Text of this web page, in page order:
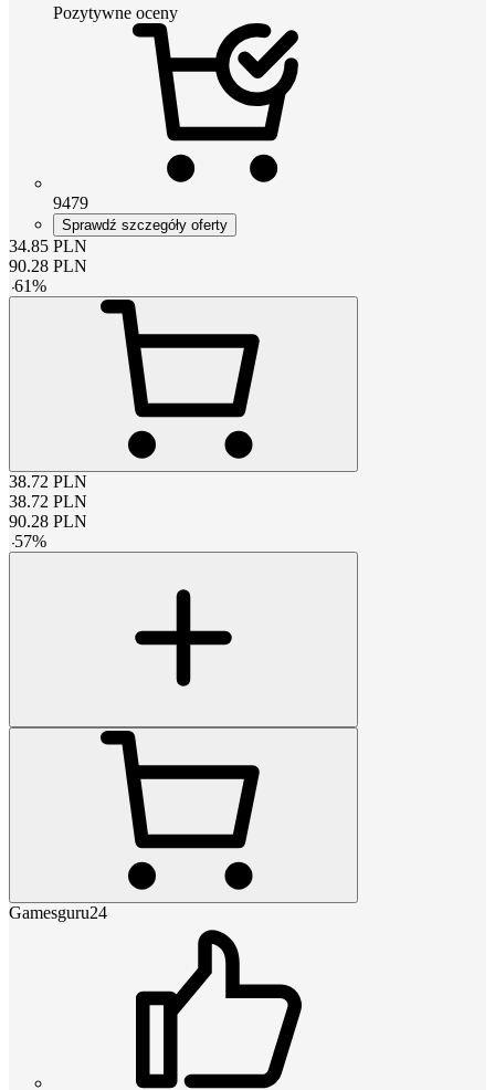
Pozytywne oceny
9479
Sprawdź szczegóły oferty
34.85 PLN
90.28 PLN
-61%
38.72 PLN
38.72 PLN
90.28 PLN
-57%
Gamesguru24